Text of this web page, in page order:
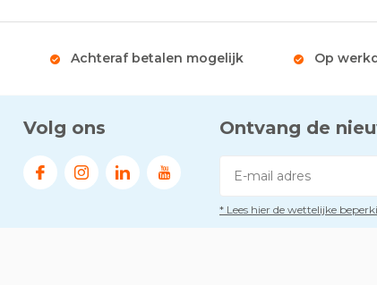
Achteraf betalen mogelijk Op
Volg ons Ontvang de
* Lees hier de wettelijke